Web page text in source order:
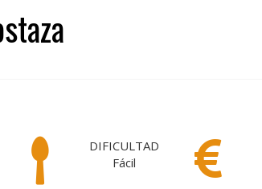
DIFICULTAD
Fácil